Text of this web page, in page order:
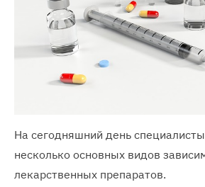
На сегодняшний день
несколько основных видов
лекарственных препаратов.